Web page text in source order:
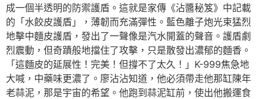
成一個半透明的防禦護盾。這就是家傳《沾醬秘笈》中記載
的「水餃皮護盾」，薄韌而充滿彈性。藍色離子炮光束猛烈
地擊中麵皮護盾，發出了一聲像是汽水開蓋的聲音。護盾劇
烈震動，但奇蹟般地擋住了攻擊，只是散發出濃郁的麵香。
「這麵皮的延展性！完美！但撐不了太久！」K-999焦急地
大喊，中藥味更濃了。廖沾沾知道，他必須帶走他那缸陳年
老蒜泥，那是宇宙的希望。他跑到蒜泥缸前，使出他搬運食